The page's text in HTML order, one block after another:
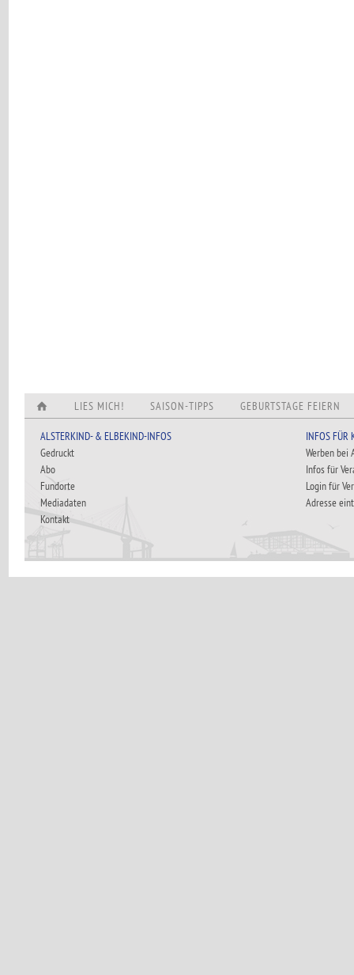
LIES MICH! SAISON-TIPPS GEBURTSTAGE FEIERN
ALSTERKIND- & ELBEKIND-INFOS
Gedruckt
Abo
Fundorte
Mediadaten
Kontakt
INFOS FÜR
Werben bei
Infos für
Login für
Adresse